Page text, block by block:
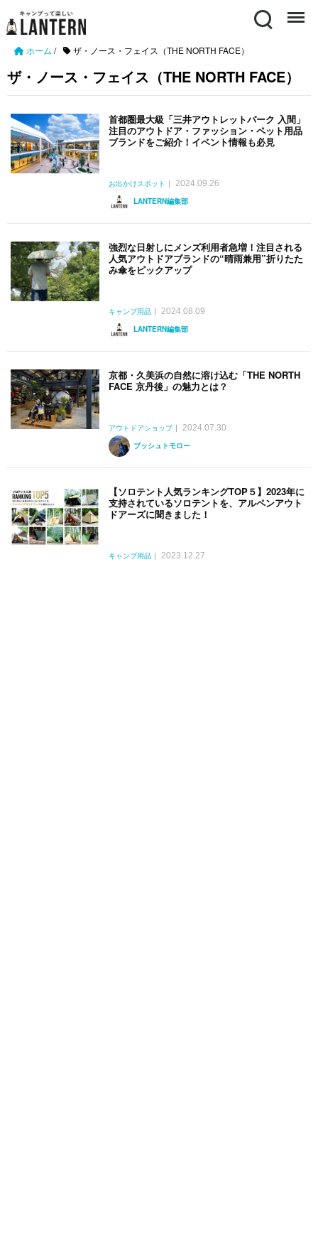
Search Menu
ホーム / ザ・ノース・フェイス（THE NORTH FACE）
ザ・ノース・フェイス（THE NORTH FACE）
首都圏最大級「三井アウトレットパーク 入間」
注目のアウトドア・ファッション・ペット用品
ブランドをご紹介！イベント情報も必見
お出かけスポット
2024.09.26
LANTERN編集部
強烈な日射しにメンズ利用者急増！注目される
人気アウトドアブランドの“晴雨兼用”折りたた
み傘をピックアップ
キャンプ用品
2024.08.09
LANTERN編集部
京都・久美浜の自然に溶け込む「THE NORTH
FACE 京丹後」の魅力とは？
アウトドアショップ
2024.07.30
ブッシュトモロー
【ソロテント人気ランキングTOP５】2023年に
支持されているソロテントを、アルペンアウト
ドアーズに聞きました！
キャンプ用品 2023.12.27